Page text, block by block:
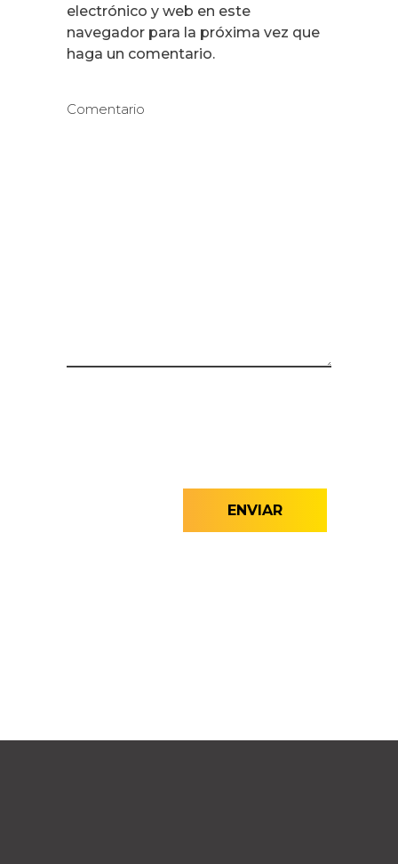
electrónico y web en este
navegador para la próxima vez que
haga un comentario.
Comentario